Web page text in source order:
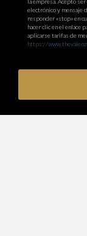
electrónico y mensaje
responder «stop» en
hacer clic en el enlace
aplicarse tarifas de
https://